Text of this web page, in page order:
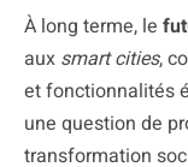
À long terme, le
aux smart cities,
et fonctionnalités
une question de
transformation